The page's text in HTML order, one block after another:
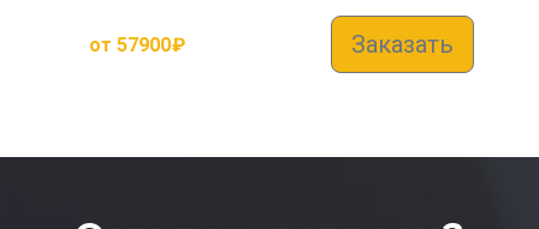
от 57900₽ Заказать